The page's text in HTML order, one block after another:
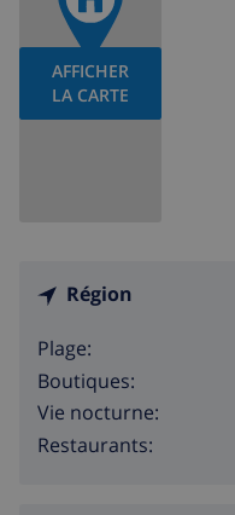
AFFICHER
LA CARTE
Région
Plage:
Boutiques:
Vie nocturne:
Restaurants: